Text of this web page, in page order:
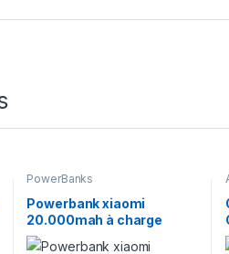
PowerBanks
Powerbank xiaomi
20.000mah à charge
rapide 18Watts